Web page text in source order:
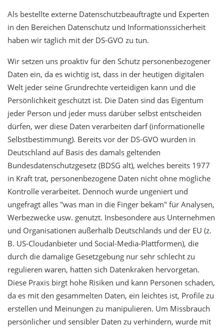
Als bestellte externe Datenschutzbeauftragte und Experten
in den Bereichen Datenschutz und Informationssicherheit
haben wir täglich mit der DS-GVO zu tun.
Wir setzen uns proaktiv für den Schutz personenbezogener
Daten ein, da es wichtig ist, dass in der heutigen digitalen
Welt jeder seine Grundrechte verteidigen kann und die
Persönlichkeit geschützt ist. Die Daten sind das Eigentum
jeder Person und jeder muss darüber selbst entscheiden
dürfen, wer diese Daten verarbeiten darf (informationelle
Selbstbestimmung). Bereits vor der DS-GVO wurden in
Deutschland auf Basis des damals geltenden
Bundesdatenschutzgesetz (BDSG alt), welches bereits 1977
in Kraft trat, personenbezogene Daten nicht ohne mögliche
Kontrolle verarbeitet. Dennoch wurde ungeniert und
ungefragt alles "was man in die Finger bekam" für Analysen,
Werbezwecke usw. genutzt. Insbesondere aus Unternehmen
und Organisationen außerhalb Deutschlands und der EU (z.
B. US-Cloudanbieter und Social-Media-Plattformen), die
durch die damalige Gesetzgebung nur sehr schlecht zu
regulieren waren, hatten sich Datenkraken hervorgetan.
Diese Praxis birgt hohe Risiken und kann Personen schaden,
da es mit den gesammelten Daten, ein leichtes ist, Profile zu
erstellen und Meinungen zu manipulieren. Um Missbrauch
persönlicher und sensibler Daten zu verhindern, wurde mit